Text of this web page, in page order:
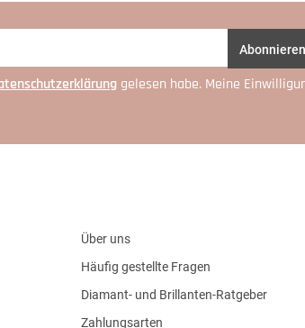
Abonnieren
gelesen habe. Meine
Über uns
Häufig gestellte Fragen
Diamant- und Brillanten-Ratgeber
Zahlungsarten